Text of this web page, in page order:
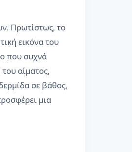
Πρωτίστως, το
εικόνα του
που συχνά
αίματος,
σε βάθος,
μια